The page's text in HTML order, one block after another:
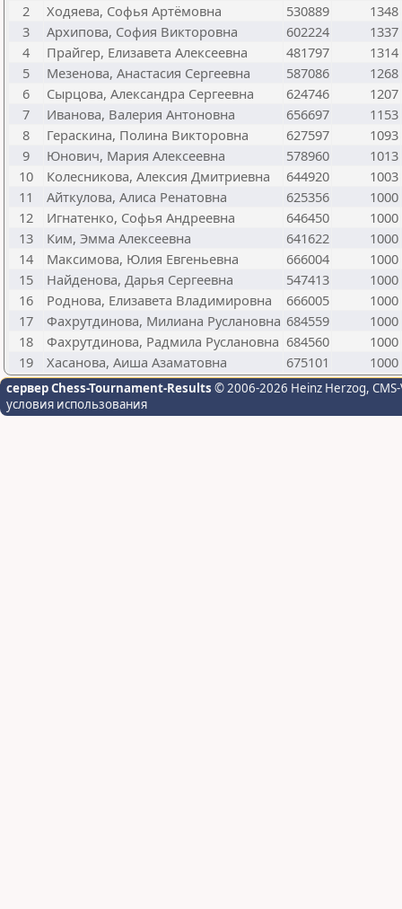
2
Ходяева, Софья Артёмовна 530889
1348
3
Архипова, София Викторовна 602224
1337
4
Прайгер, Елизавета Алексеевна 481797
1314
5
Мезенова, Анастасия Сергеевна 587086
1268
6
Сырцова, Александра Сергеевна 624746
1207
7
Иванова, Валерия Антоновна 656697
1153
8
Гераскина, Полина Викторовна 627597
1093
9
Юнович, Мария Алексеевна 578960
1013
10
Колесникова, Алексия Дмитриевна 644920
1003
11
Айткулова, Алиса Ренатовна 625356
1000
12
Игнатенко, Софья Андреевна 646450
1000
13
Ким, Эмма Алексеевна 641622
1000
14
Максимова, Юлия Евгеньевна 666004
1000
15
Найденова, Дарья Сергеевна 547413
1000
16
Роднова, Елизавета Владимировна 666005
1000
17
Фахрутдинова, Милиана Руслановна 684559
1000
18
Фахрутдинова, Радмила Руслановна 684560
1000
19
Хасанова, Аиша Азаматовна 675101 1000
сервер Chess-Tournament-Results © 2006-2026 Heinz Herzog,
условия использования